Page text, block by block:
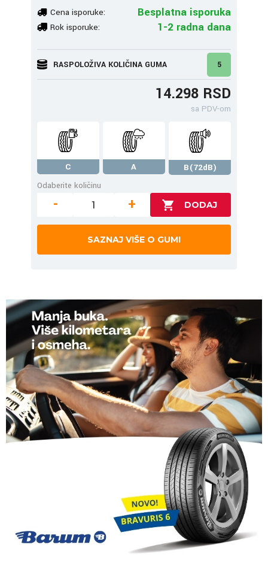
Cena isporuke: Besplatna isporuka
Rok isporuke: 1-2 radna dana
RASPOLOŽIVA KOLIČINA GUMA 5
14.298 RSD
sa PDV-om
C A
B(72dB)
Odaberite količinu
- +
SAZNAJ VIŠE O GUMI